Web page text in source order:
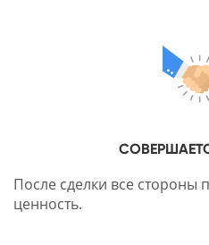
После сделки все стороны
ценность.